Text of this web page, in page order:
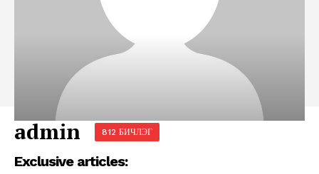
admin 812 БИЧЛЭГ
Exclusive articles: